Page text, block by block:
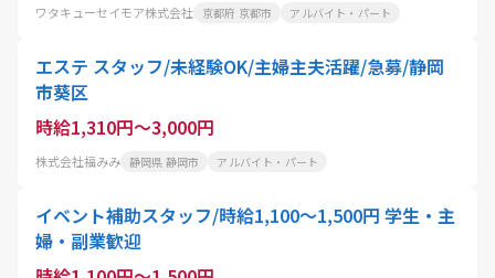
ワタキューセイモア株式会社 京都府 京都市 アルバイト・パート
エステ スタッフ/未経験OK/主婦主夫活躍/急募/静岡
市葵区
時給1,310円～3,000円
株式会社福みみ 静岡県 静岡市 アルバイト・パート
イベント補助スタッフ/時給1,100〜1,500円 学生・主
婦・副業歓迎